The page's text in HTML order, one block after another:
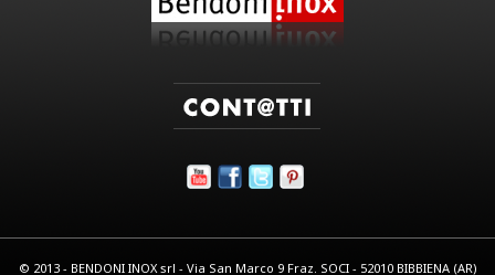
© 2013 - BENDONI INOX srl - Via San Marco 9 Fraz. SOCI - 52010 BIBBIENA (AR)